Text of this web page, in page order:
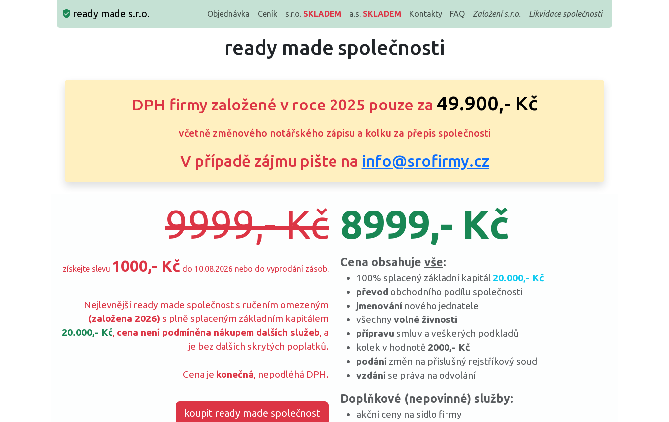
ready made s.r.o. Objednávka Ceník s.r.o. SKLADEM a.s. SKLADEM Kontakty FAQ Založení s.r.o. Likvidace společnosti
ready made společnosti
DPH firmy založené v roce 2025 pouze za 49.900,- Kč
včetně změnového notářského zápisu a kolku za přepis společnosti
V případě zájmu pište na info@srofirmy.cz
9999,- Kč 8999,- Kč
získejte slevu 1000,- Kč do 10.08.2026 nebo do vyprodání zásob.
Nejlevnější ready made společnost s ručením omezeným
(založena 2026) s plně splaceným základním kapitálem
20.000,- Kč, cena není podmíněna nákupem dalších služeb, a
je bez dalších skrytých poplatků.
Cena je konečná, nepodléhá DPH.
koupit ready made společnost
Cena obsahuje vše:
100% splacený základní kapitál20.000,- Kč
převod obchodního podílu společnosti
jmenování nového jednatele
všechny volné živnosti
přípravu smluv a veškerých podkladů
kolek v hodnotě 2000,- Kč
podání změn na příslušný rejstříkový soud
vzdání se práva na odvolání
Doplňkové (nepovinné) služby:
akční ceny na sídlo firmy